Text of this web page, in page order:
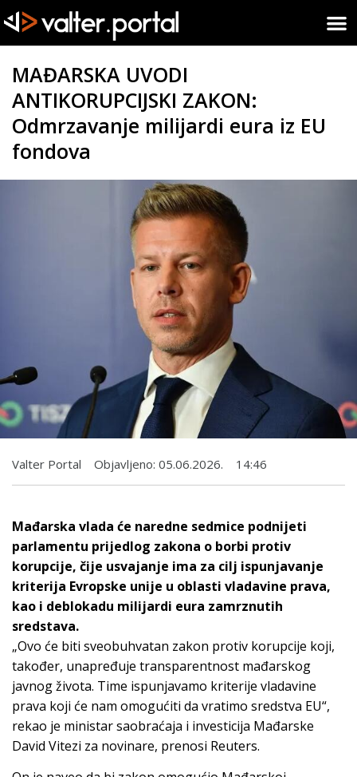
MAĐARSKA UVODI
ANTIKORUPCIJSKI ZAKON:
Odmrzavanje milijardi eura iz EU
fondova
Valter Portal Objavljeno: 05.06.2026. 14:46
Mađarska vlada će naredne sedmice podnijeti
parlamentu prijedlog zakona o borbi protiv
korupcije, čije usvajanje ima za cilj ispunjavanje
kriterija Evropske unije u oblasti vladavine prava,
kao i deblokadu milijardi eura zamrznutih
sredstava.
„Ovo će biti sveobuhvatan zakon protiv korupcije koji,
također, unapređuje transparentnost mađarskog
javnog života. Time ispunjavamo kriterije vladavine
prava koji će nam omogućiti da vratimo sredstva EU“,
rekao je ministar saobraćaja i investicija Mađarske
David Vitezi za novinare, prenosi Reuters.